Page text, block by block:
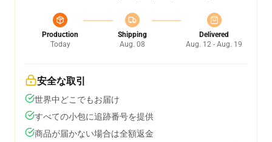
Production
Today
Shipping
Aug. 08
Delivered
Aug. 12 - Aug. 19
安全な取引
世界中どこでもお届け
すべての小包に追跡番号を提供
商品が届かない場合は全額返金